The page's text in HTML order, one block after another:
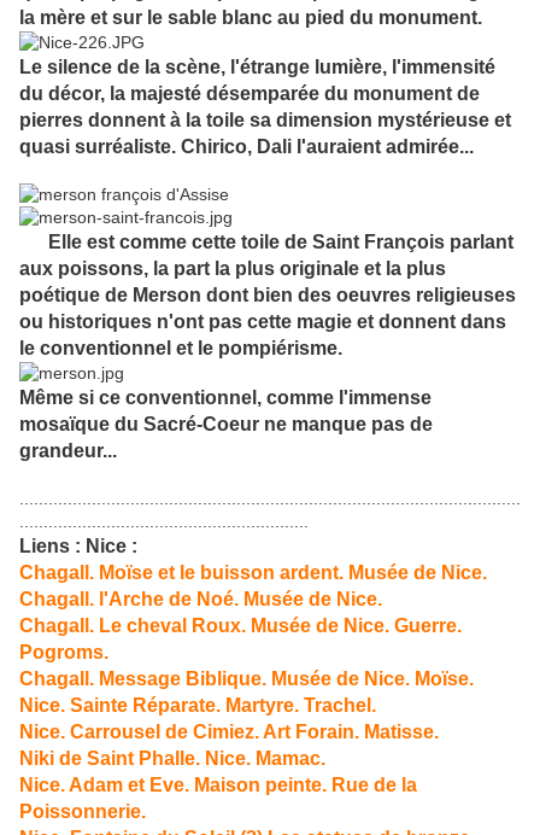
la mère et sur le sable blanc au pied du monument.
Le silence de la scène, l'étrange lumière, l'immensité
du décor, la majesté désemparée du monument de
pierres donnent à la toile sa dimension mystérieuse et
quasi surréaliste. Chirico, Dali l'auraient admirée...
Elle est comme cette toile de Saint François parlant
aux poissons, la part la plus originale et la plus
poétique de Merson dont bien des oeuvres religieuses
ou historiques n'ont pas cette magie et donnent dans
le conventionnel et le pompiérisme.
Même si ce conventionnel, comme l'immense
mosaïque du Sacré-Coeur ne manque pas de
grandeur...
Liens : Nice :
Chagall. Moïse et le buisson ardent. Musée de Nice.
Chagall. l'Arche de Noé. Musée de Nice.
Chagall. Le cheval Roux. Musée de Nice. Guerre.
Pogroms.
Chagall. Message Biblique. Musée de Nice. Moïse.
Nice. Sainte Réparate. Martyre. Trachel.
Nice. Carrousel de Cimiez. Art Forain. Matisse.
Niki de Saint Phalle. Nice. Mamac.
Nice. Adam et Eve. Maison peinte. Rue de la
Poissonnerie.